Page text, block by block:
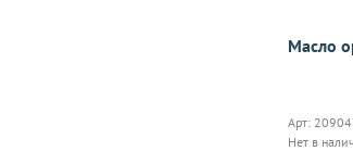
Масло
Арт:
Нет в